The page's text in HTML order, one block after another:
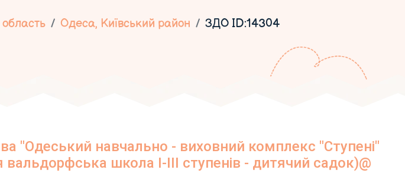
Одеса, Київський район ЗДО ID:14304
"Одеський навчально - виховний комплекс "Ступені"
вальдорфська школа І-ІІІ ступенів - дитячий садок)@